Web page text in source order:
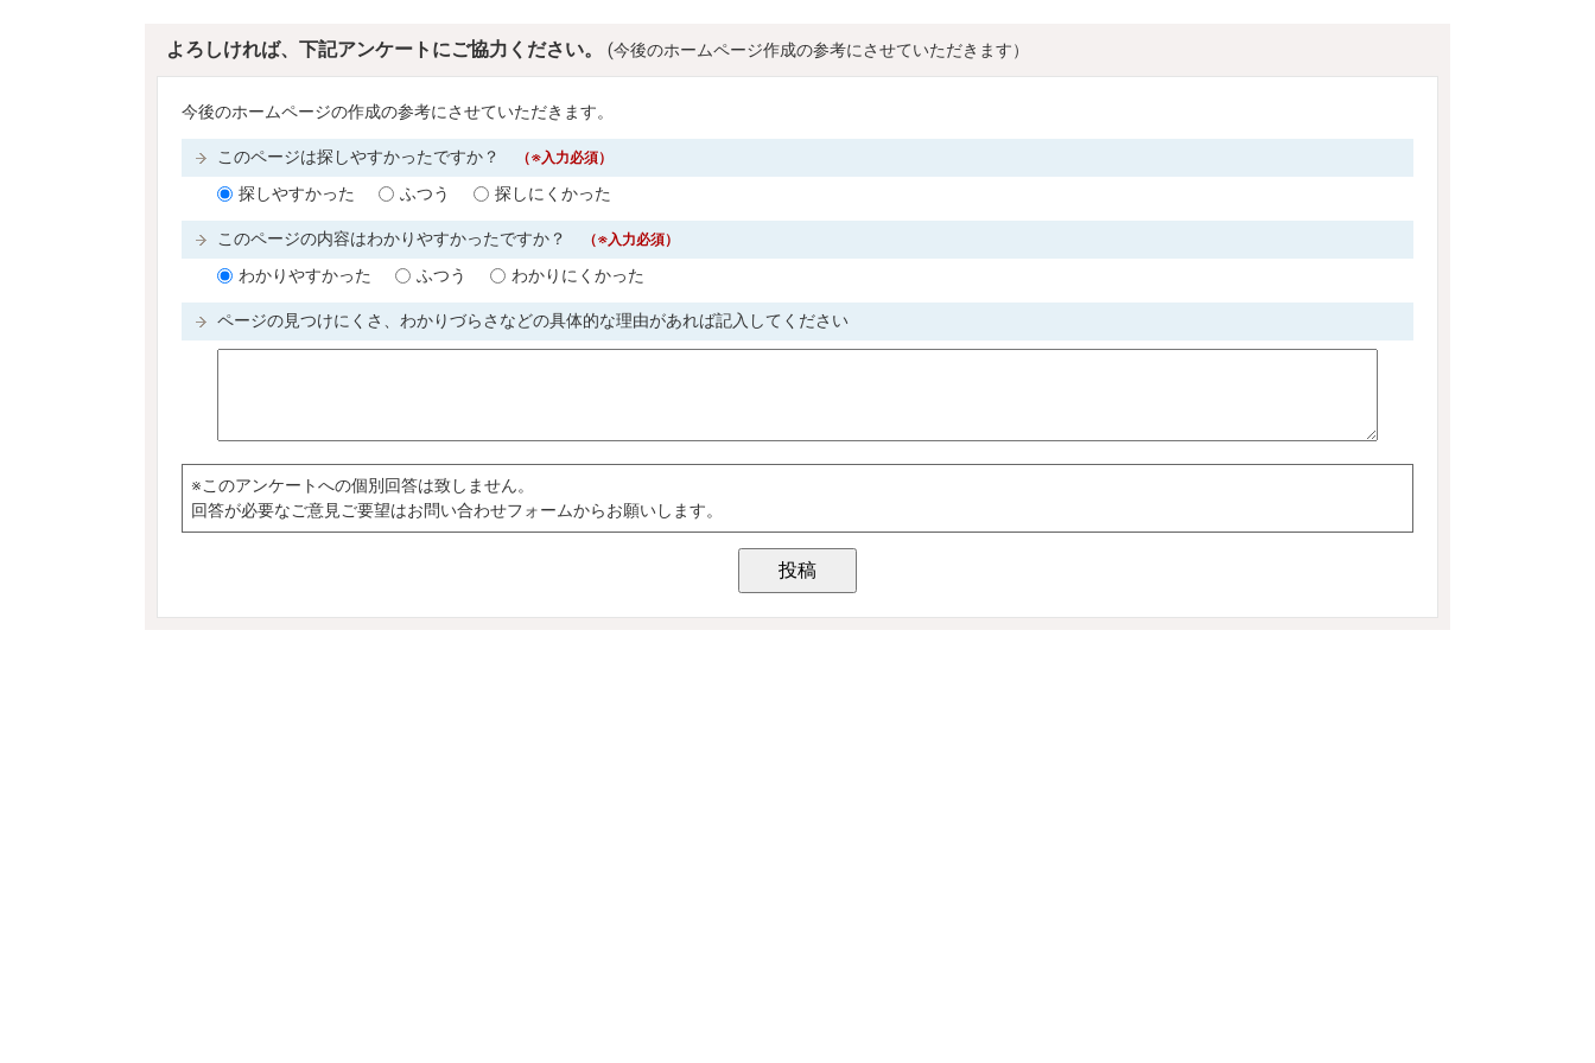
よろしければ、下記アンケートにご協力ください。 (今後のホームページ作成の参考にさせていただきます）
今後のホームページの作成の参考にさせていただきます。
このページは探しやすかったですか？ （※入力必須）
探しやすかった ふつう 探しにくかった
このページの内容はわかりやすかったですか？ （※入力必須）
わかりやすかった ふつう わかりにくかった
ページの見つけにくさ、わかりづらさなどの具体的な理由があれば記入してください
※このアンケートへの個別回答は致しません。
回答が必要なご意見ご要望はお問い合わせフォームからお願いします。